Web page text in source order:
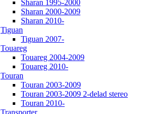
Sharan 1995-2000
Sharan 2000-2009
Sharan 2010-
Tiguan
Tiguan 2007-
Touareg
Touareg 2004-2009
Touareg 2010-
Touran
Touran 2003-2009
Touran 2003-2009 2-delad stereo
Touran 2010-
Transporter